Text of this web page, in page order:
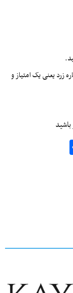
زرد یعنی یک امتیاز و